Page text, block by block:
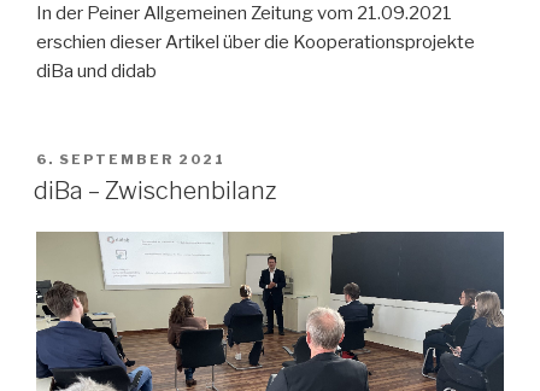
In der Peiner Allgemeinen Zeitung vom 21.09.2021
erschien dieser Artikel über die Kooperationsprojekte
diBa und didab
VERÖFFENTLICHT
AM
6. SEPTEMBER 2021
diBa – Zwischenbilanz